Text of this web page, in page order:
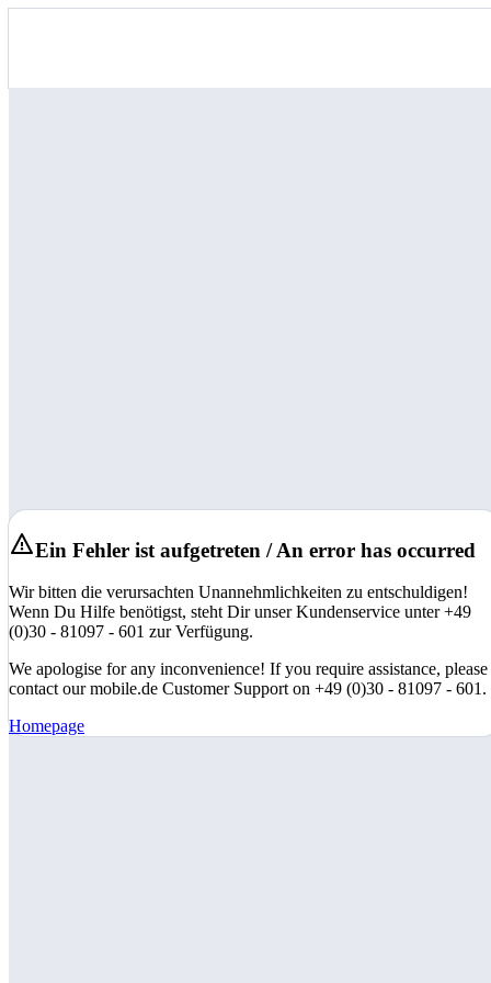
Ein Fehler ist aufgetreten / An error has occurred
Wir bitten die verursachten Unannehmlichkeiten zu entschuldigen!
Wenn Du Hilfe benötigst, steht Dir unser Kundenservice unter +49
(0)30 - 81097 - 601 zur Verfügung.
We apologise for any inconvenience! If you require assistance, please
contact our mobile.de Customer Support on +49 (0)30 - 81097 - 601.
Homepage